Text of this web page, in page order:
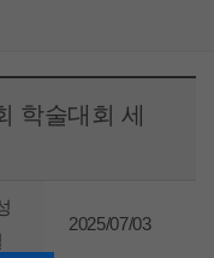
학술대회 세
2025/07/03